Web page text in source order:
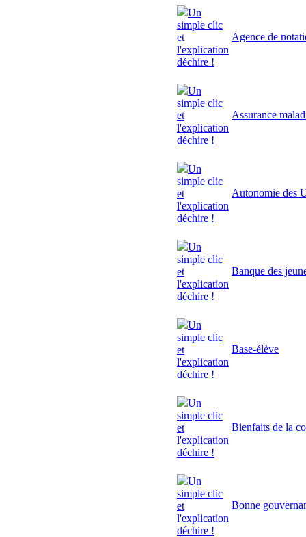
Un
simple clic
et
l'explication
déchire !
Agence de
Un
simple clic
et
l'explication
déchire !
Assurance
Un
simple clic
et
l'explication
déchire !
Autonomie des
Un
simple clic
et
l'explication
déchire !
Banque des
Un
simple clic
et
l'explication
déchire !
Base-élève
Un
simple clic
et
l'explication
déchire !
Bienfaits de la
Un
simple clic
et
l'explication
déchire !
Bonne